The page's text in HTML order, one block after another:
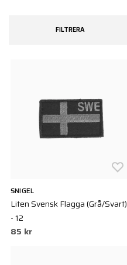
FILTRERA
SNIGEL
Liten Svensk Flagga (Grå/Svart)
- 12
85 kr